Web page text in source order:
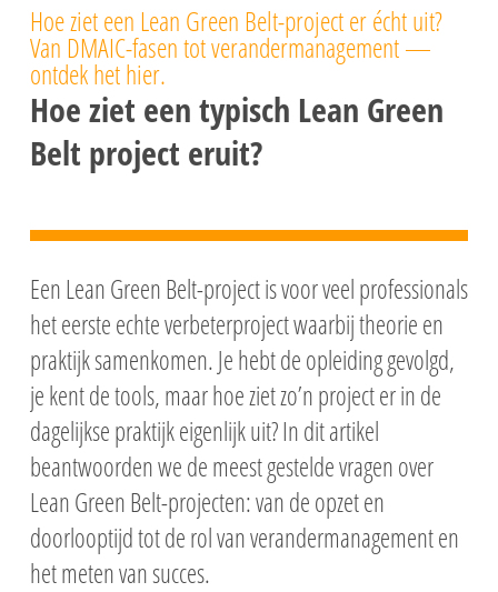
Hoe ziet een Lean Green Belt-project er écht uit?
Van DMAIC-fasen tot verandermanagement —
ontdek het hier.
Hoe ziet een typisch Lean Green
Belt project eruit?
Een Lean Green Belt-project is voor veel professionals
het eerste echte verbeterproject waarbij theorie en
praktijk samenkomen. Je hebt de opleiding gevolgd,
je kent de tools, maar hoe ziet zo’n project er in de
dagelijkse praktijk eigenlijk uit? In dit artikel
beantwoorden we de meest gestelde vragen over
Lean Green Belt-projecten: van de opzet en
doorlooptijd tot de rol van verandermanagement en
het meten van succes.